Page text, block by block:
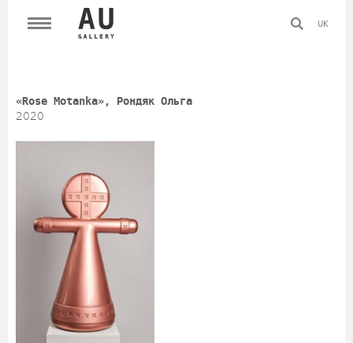
UK
«Rose Motanka», Рондяк Ольга
2020